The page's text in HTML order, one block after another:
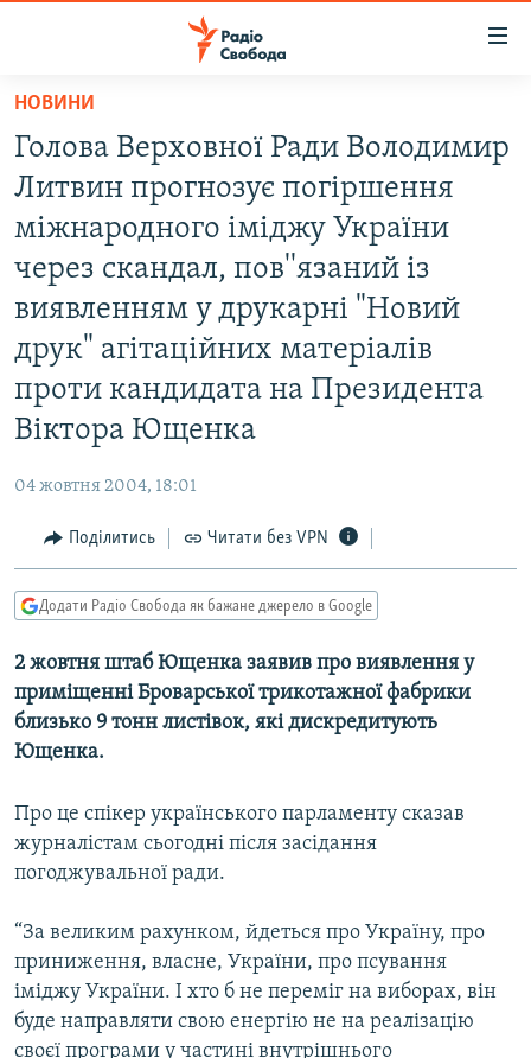
Перейти
основного
матеріалу
Перейти
до
основної
навігації
до
пошуку
СТАТТІ
СУСПІЛЬСТВО
КУЛЬТУРА
СПОРТ
РОСІЙСЬКА «ФІЛЬТРАЦІЯ»
ДОНБАС.РЕАЛІЇ
КРИМ.РЕАЛІЇ
ТИ ЯК?
МУЛЬТИМЕДІА
ФОТО
ПОДКАСТИ
КРИМ РЕАЛІЇ
УКР
КТАТ
ДОЛУЧАЙСЯ!
НОВИНИ
Голова Верховної Ради Володимир
Литвин прогнозує погіршення
міжнародного іміджу України
через скандал, пов''язаний із
виявленням у друкарні "Новий
друк" агітаційних матеріалів
проти кандидата на Президента
Віктора Ющенка
04 жовтня 2004, 18:01
Поділитись Читати без VPN
Додати Радіо Свобода як бажане джерело в Google
2 жовтня штаб Ющенка заявив про виявлення у
приміщенні Броварської трикотажної фабрики
близько 9 тонн листівок, які дискредитують
Ющенка.
Про це спікер українського парламенту сказав
журналістам сьогодні після засідання
погоджувальної ради.
“За великим рахунком, йдеться про Україну, про
приниження, власне, України, про псування
іміджу України. І хто б не переміг на виборах, він
буде направляти свою енергію не на реалізацію
своєї програми у частині внутрішнього